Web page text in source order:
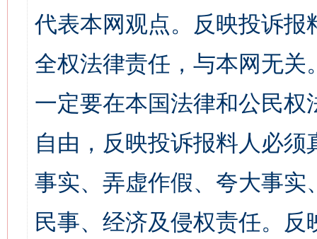
代表本网观点。反映投诉
全权法律责任，与本网无
一定要在本国法律和公民
自由，反映投诉报料人必
事实、弄虚作假、夸大事
民事、经济及侵权责任。